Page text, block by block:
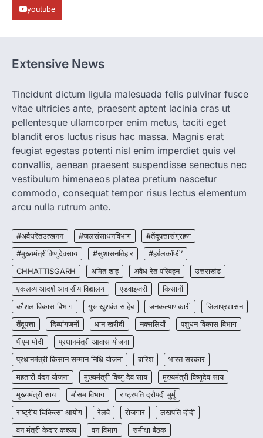
बनाने की दिशा में जिले के नगरी…
2
CHHATTISGARH
जाएगी एल्बेंडाजोल
More Khabar August 7, 2026
रायपुर। राष्ट्रीय कृमि मुक्ति दिवस भारत सरकार द्वारा
बच्चों के स्वास्थ्य सुधार के लिए वर्ष…
3
CHHATTISGARH
CG : मुख्यमंत्री विष्णुदेव साय के नेतृत्व में
छत्तीसगढ़ को बड़ी उपलब्धि
More Khabar
हरित विकास और किसानों की आय…
4
CHHATTISGARH
CG : पांच माह की अनुष्का को मिला नया
जीवन, चिरायु योजना से संभव हुई सफल सर्जरी
More Khabar August 7, 2026
रायपुर। राष्ट्रीय बाल स्वास्थ्य कार्यक्रम (चिरायु) के तहत
जशपुर जिले की 5 माह की मासूम…
youtube
Extensive News
Tincidunt dictum ligula malesuada felis pulvinar fusce
vitae ultricies ante, praesent aptent lacinia cras ut
pellentesque ullamcorper enim metus, taciti eget
blandit eros luctus risus hac massa. Magnis erat
feugiat egestas potenti nisl enim imperdiet quis vel
convallis, aenean praesent suspendisse senectus nec
vestibulum himenaeos platea pretium nascetur
commodo, consequat tempor risus lectus elementum
arcu nulla rutrum ante.
#अवैधरेतउत्खनन #जलसंसाधनविभाग
#तेंदूपत्तासंग्रहण
#मुख्यमंत्रीविष्णुदेवसाय
#सुशासनतिहार
#हर्बलकॉफी’
CHHATTISGARH
अमित शाह अवैध रेत परिवहन
उत्तराखंड
एकलव्य आदर्श आवासीय विद्यालय
एडवाइजरी
किसानों
कौशल विकास विभाग
गुरु खुशवंत साहेब जनकल्याणकारी
जिलाप्रशासन
तेंदूपत्ता
दिव्यांगजनों धान खरीदी नक्सलियों
पशुधन विकास विभाग
पीएम मोदी
प्रधानमंत्री आवास योजना
प्रधानमंत्री किसान सम्मान निधि योजना
बारिश
भारत सरकार
महतारी वंदन योजना
मुख्यमंत्री विष्णु देव साय
मुख्यमंत्री विष्णुदेव साय
मुख्यमंत्री साय
मौसम विभाग
राष्ट्रपति द्रौपदी मुर्मु
राष्ट्रीय चिकित्सा आयोग
रेलवे रोजगार
लखपति दीदी
वन मंत्री केदार कश्यप
वन विभाग
समीक्षा बैठक